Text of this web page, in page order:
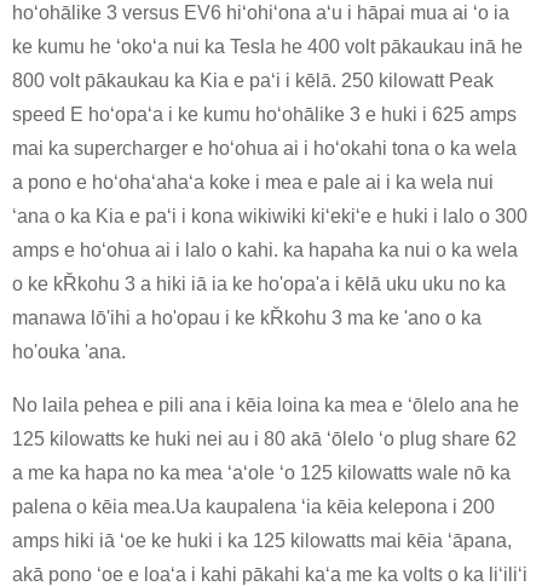
hoʻohālike 3 versus EV6 hiʻohiʻona aʻu i hāpai mua ai ʻo ia
ke kumu he ʻokoʻa nui ka Tesla he 400 volt pākaukau inā he
800 volt pākaukau ka Kia e paʻi i kēlā. 250 kilowatt Peak
speed E hoʻopaʻa i ke kumu hoʻohālike 3 e huki i 625 amps
mai ka supercharger e hoʻohua ai i hoʻokahi tona o ka wela
a pono e hoʻohaʻahaʻa koke i mea e pale ai i ka wela nui
ʻana o ka Kia e paʻi i kona wikiwiki kiʻekiʻe e huki i lalo o 300
amps e hoʻohua ai i lalo o kahi. ka hapaha ka nui o ka wela
o ke kŘkohu 3 a hiki iā ia ke ho'opa'a i kēlā uku uku no ka
manawa lō'ihi a ho'opau i ke kŘkohu 3 ma ke 'ano o ka
ho'ouka 'ana.
No laila pehea e pili ana i kēia loina ka mea e ʻōlelo ana he
125 kilowatts ke huki nei au i 80 akā ʻōlelo ʻo plug share 62
a me ka hapa no ka mea ʻaʻole ʻo 125 kilowatts wale nō ka
palena o kēia mea.Ua kaupalena ʻia kēia kelepona i 200
amps hiki iā ʻoe ke huki i ka 125 kilowatts mai kēia ʻāpana,
akā pono ʻoe e loaʻa i kahi pākahi kaʻa me ka volts o ka liʻiliʻi